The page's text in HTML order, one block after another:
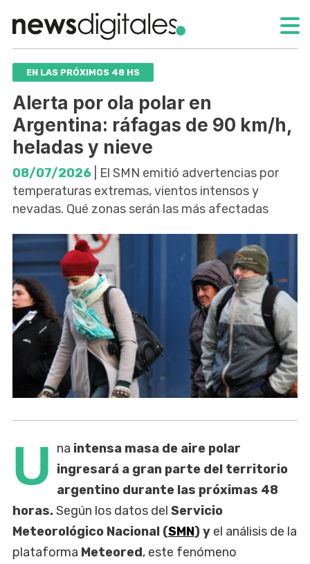
EN LAS PRÓXIMOS 48 HS
Alerta por ola polar en
Argentina: ráfagas de 90 km/h,
heladas y nieve
08/07/2026 | El SMN emitió advertencias por
temperaturas extremas, vientos intensos y
nevadas. Qué zonas serán las más afectadas
U na intensa masa de aire polar
ingresará a gran parte del territorio
argentino durante las próximas 48
horas.Según los datos del Servicio
Meteorológico Nacional (SMN) y el análisis de la
plataforma Meteored, este fenómeno